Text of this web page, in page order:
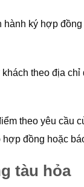
ký hợp
theo địa
theo yêu cầu
đồng hoặc
tàu hỏa